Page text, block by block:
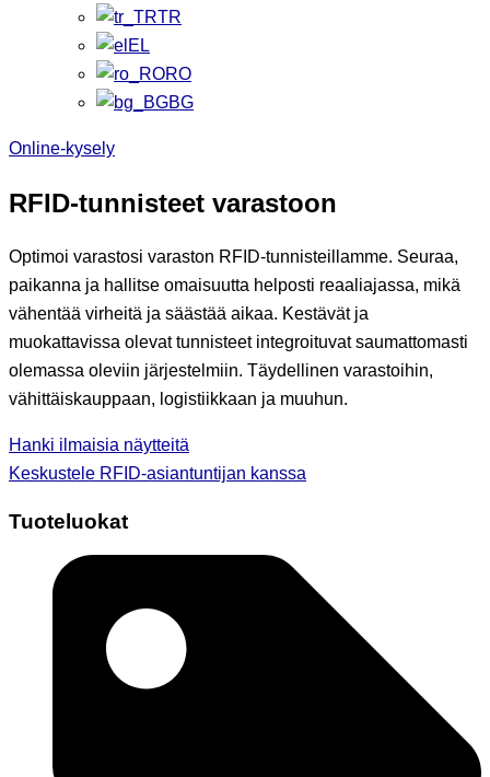
TR
EL
RO
BG
Online-kysely
RFID-tunnisteet varastoon
Optimoi varastosi varaston RFID-tunnisteillamme. Seuraa,
paikanna ja hallitse omaisuutta helposti reaaliajassa, mikä
vähentää virheitä ja säästää aikaa. Kestävät ja
muokattavissa olevat tunnisteet integroituvat saumattomasti
olemassa oleviin järjestelmiin. Täydellinen varastoihin,
vähittäiskauppaan, logistiikkaan ja muuhun.
Hanki ilmaisia näytteitä
Keskustele RFID-asiantuntijan kanssa
Tuoteluokat